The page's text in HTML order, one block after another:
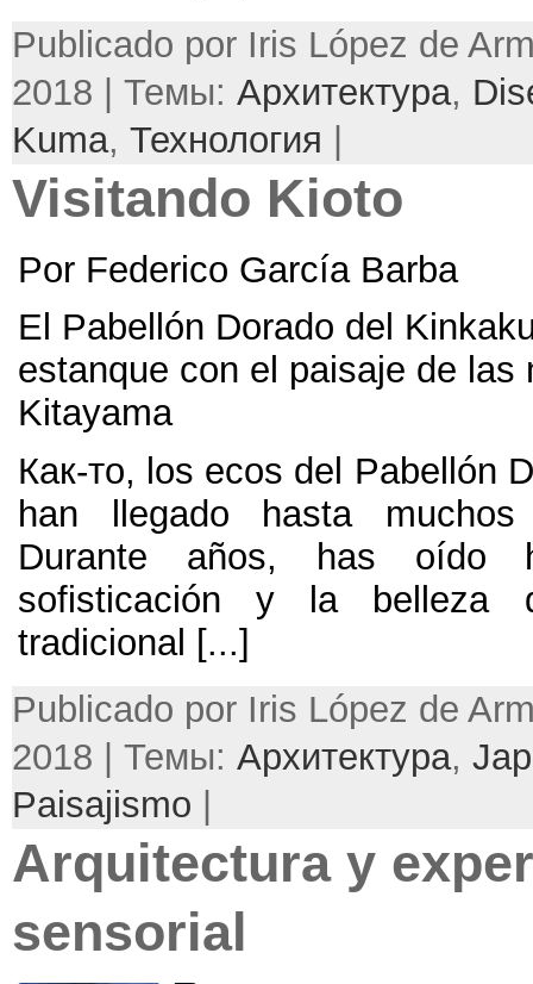
Publicado por Iris López de
2018 | Темы: Архитектура,
Kuma, Технология
Visitando Kioto
Por Federico García Barba
El Pabellón Dorado del
estanque con el paisaje de las
Kitayama
Как-то, los ecos del Pabellón
han llegado hasta
Durante años,
has oído
sofisticación y la belleza
tradicional [...]
Publicado por Iris López de
2018 | Темы: Архитектура,
Paisajismo
Arquitectura y
sensorial